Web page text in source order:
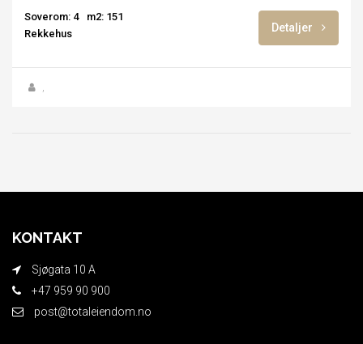
Soverom: 4
m2: 151
Rekkehus
Detaljer
,
KONTAKT
Sjøgata 10 A
+47 959 90 900
post@totaleiendom.no